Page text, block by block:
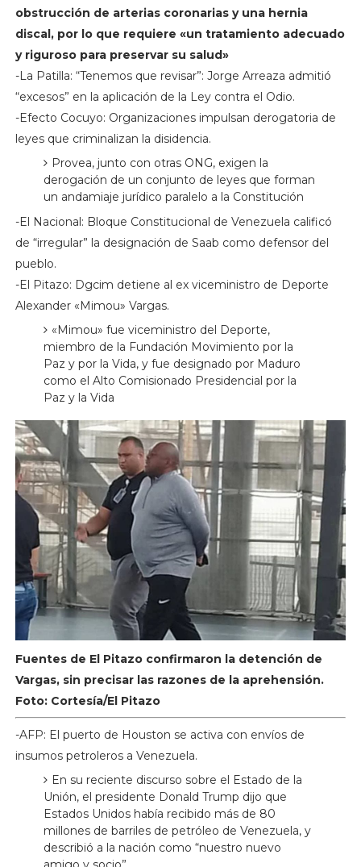
obstrucción de arterias coronarias y una hernia
discal, por lo que requiere «un tratamiento adecuado
y riguroso para preservar su salud»
-La Patilla: “Tenemos que revisar”: Jorge Arreaza admitió
“excesos” en la aplicación de la Ley contra el Odio.
-Efecto Cocuyo: Organizaciones impulsan derogatoria de
leyes que criminalizan la disidencia.
Provea, junto con otras ONG, exigen la
derogación de un conjunto de leyes que forman
un andamiaje jurídico paralelo a la Constitución
-El Nacional: Bloque Constitucional de Venezuela calificó
de “irregular” la designación de Saab como defensor del
pueblo.
-El Pitazo: Dgcim detiene al ex viceministro de Deporte
Alexander «Mimou» Vargas.
«Mimou» fue viceministro del Deporte,
miembro de la Fundación Movimiento por la
Paz y por la Vida, y fue designado por Maduro
como el Alto Comisionado Presidencial por la
Paz y la Vida
Fuentes de El Pitazo confirmaron la detención de
Vargas, sin precisar las razones de la aprehensión.
Foto: Cortesía/El Pitazo
-AFP: El puerto de Houston se activa con envíos de
insumos petroleros a Venezuela.
En su reciente discurso sobre el Estado de la
Unión, el presidente Donald Trump dijo que
Estados Unidos había recibido más de 80
millones de barriles de petróleo de Venezuela, y
describió a la nación como “nuestro nuevo